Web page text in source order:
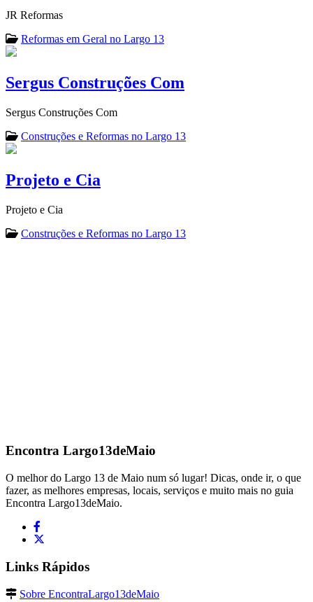
JR Reformas
Reformas em Geral no Largo 13
Sergus Construções Com
Sergus Construções Com
Construções e Reformas no Largo 13
Projeto e Cia
Projeto e Cia
Construções e Reformas no Largo 13
Encontra Largo13deMaio
O melhor do Largo 13 de Maio num só lugar! Dicas, onde ir, o que
fazer, as melhores empresas, locais, serviços e muito mais no guia
Encontra Largo13deMaio.
Links Rápidos
Sobre EncontraLargo13deMaio